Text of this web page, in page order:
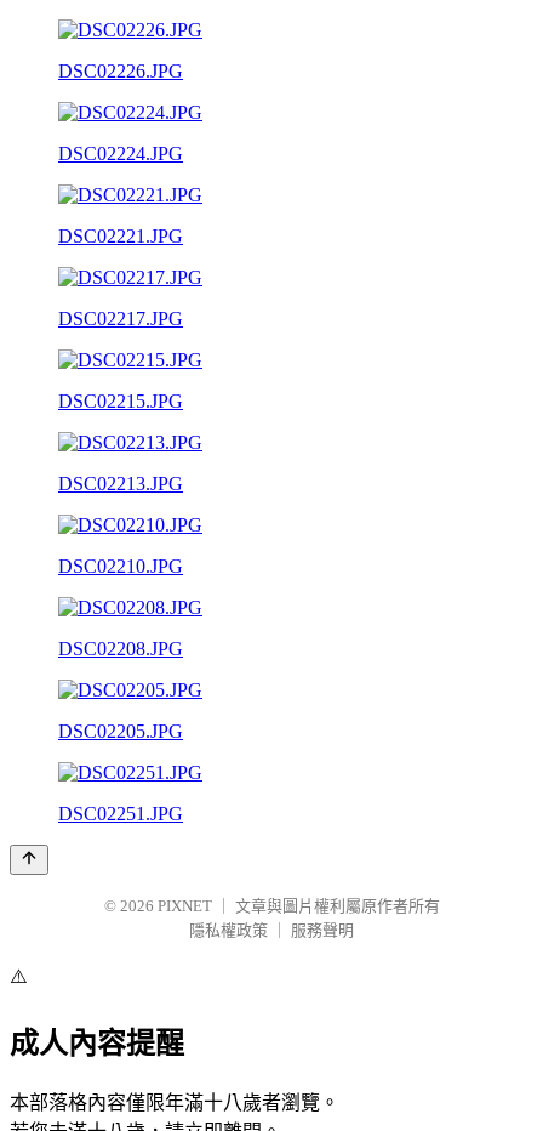
DSC02226.JPG
DSC02224.JPG
DSC02221.JPG
DSC02217.JPG
DSC02215.JPG
DSC02213.JPG
DSC02210.JPG
DSC02208.JPG
DSC02205.JPG
DSC02251.JPG
© 2026 PIXNET
文章與圖片權利屬原作者所有
隱私權政策
服務聲明
⚠️
成人內容提醒
本部落格內容僅限年滿十八歲者瀏覽。